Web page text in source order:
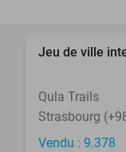
Jeu de ville
Qula Trails
Strasbourg
Vendu : 9.378